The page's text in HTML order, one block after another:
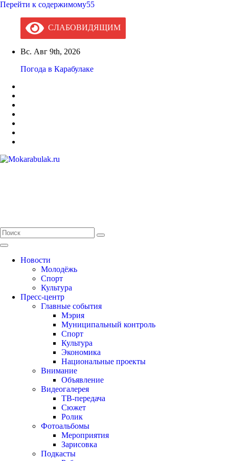
Перейти к содержимому55
СЛАБОВИДЯЩИМ
Вс. Авг 9th, 2026
Погода в Карабулаке
Новости
Молодёжь
Спорт
Культура
Пресс-центр
Главные события
Мэрия
Муниципальный контроль
Спорт
Культура
Экономика
Национальные проекты
Внимание
Объявление
Видеогалерея
ТВ-передача
Сюжет
Ролик
Фотоальбомы
Мероприятия
Зарисовка
Подкасты